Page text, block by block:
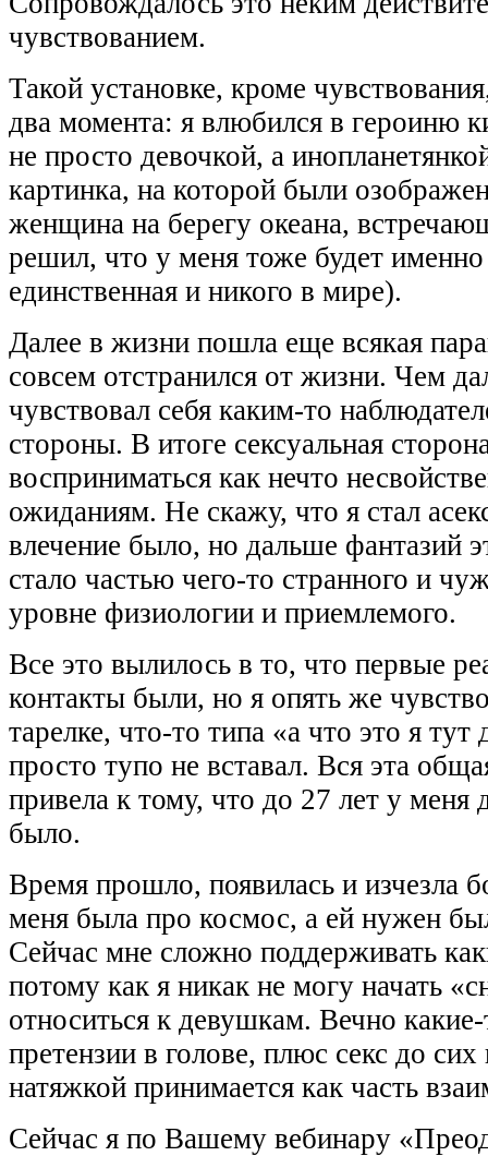
чувствованием.
Такой установке, кроме
два момента: я влюбился в героиню
не просто девочкой, а
картинка, на которой были
женщина на берегу океана,
решил, что у меня тоже будет
единственная и никого в мире).
Далее в жизни пошла еще всякая
совсем отстранился от жизни. Чем
чувствовал себя каким-то
стороны. В итоге сексуальная
восприниматься как нечто
ожиданиям. Не скажу, что я стал
влечение было, но дальше фантазий
стало частью чего-то странного и
уровне физиологии и приемлемого.
Все это вылилось в то, что первые
контакты были, но я опять же
тарелке, что-то типа «а что это я
просто тупо не вставал. Вся эта
привела к тому, что до 27 лет у
было.
Время прошло, появилась и изчезла
меня была про космос, а ей нужен
Сейчас мне сложно поддерживать
потому как я никак не могу начать
относиться к девушкам. Вечно
претензии в голове, плюс секс до
натяжкой принимается как чаcть
Сейчас я по Вашему вебинару